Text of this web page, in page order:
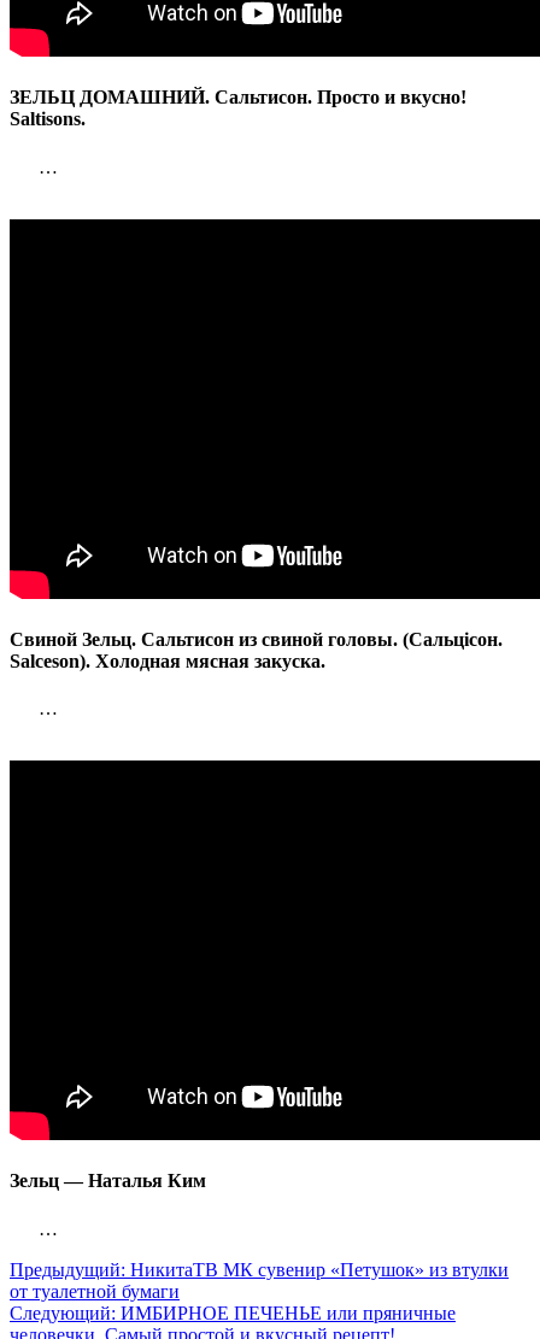
ЗЕЛЬЦ ДОМАШНИЙ. Сальтисон. Просто и вкусно!
Saltisons.
…
Свиной Зельц. Сальтисон из свиной головы. (Сальцісон.
Salceson). Холодная мясная закуска.
…
Зельц — Наталья Ким
…
Предыдущий: НикитаТВ МК сувенир «Петушок» из втулки
от туалетной бумаги
Следующий: ИМБИРНОЕ ПЕЧЕНЬЕ или пряничные
человечки. Самый простой и вкусный рецепт!